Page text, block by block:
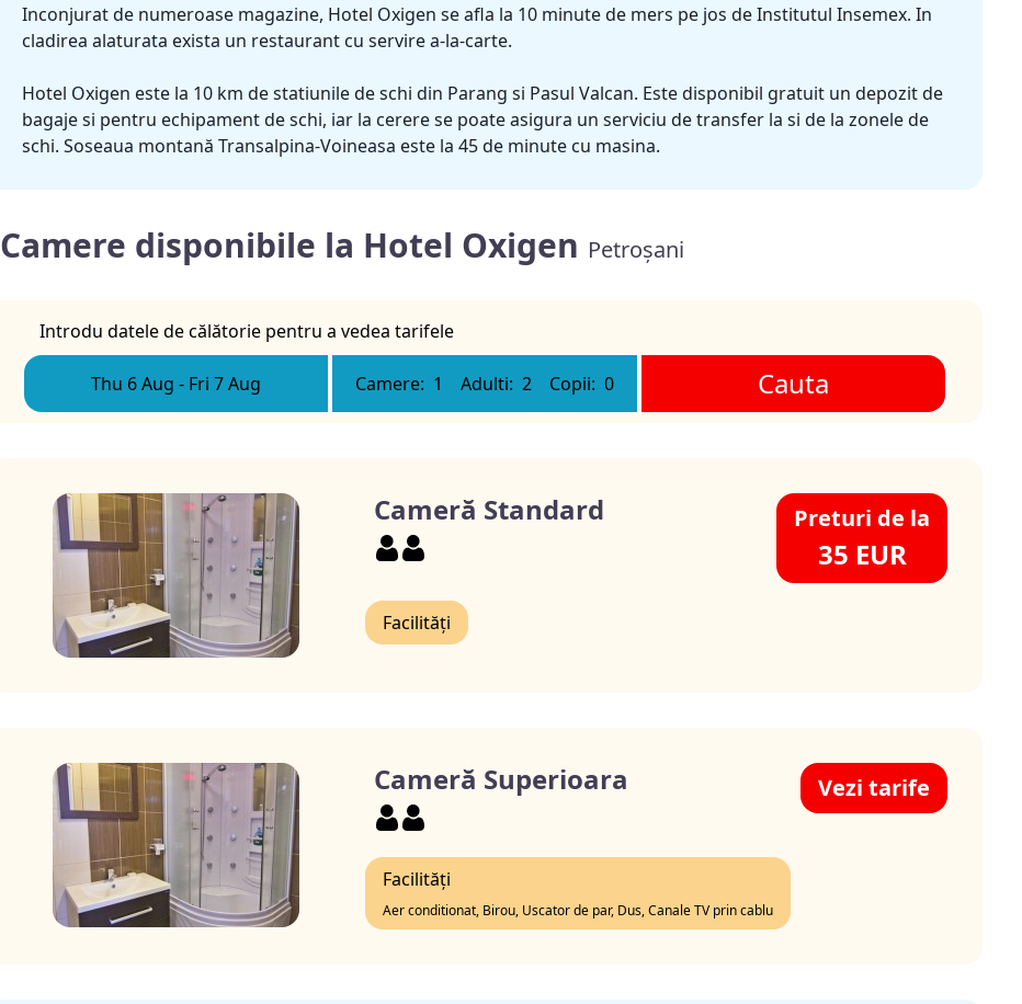
Inconjurat de numeroase magazine, Hotel Oxigen se afla la 10 minute de mers pe jos de Institutul Insemex. In
cladirea alaturata exista un restaurant cu servire a-la-carte.
Hotel Oxigen este la 10 km de statiunile de schi din Parang si Pasul Valcan. Este disponibil gratuit un depozit de
bagaje si pentru echipament de schi, iar la cerere se poate asigura un serviciu de transfer la si de la zonele de
schi. Soseaua montană Transalpina-Voineasa este la 45 de minute cu masina.
Camere disponibile la Hotel Oxigen Petroșani
Introdu datele de călătorie pentru a vedea tarifele
Thu 6 Aug - Fri 7 Aug Camere: 1 Adulti: 2 Copii: 0 Cauta
Cameră Standard Preturi de la
35 EUR
Facilități
Cameră Superioara Vezi tarife
Facilități
Aer conditionat, Birou, Uscator de par, Dus, Canale TV prin cablu